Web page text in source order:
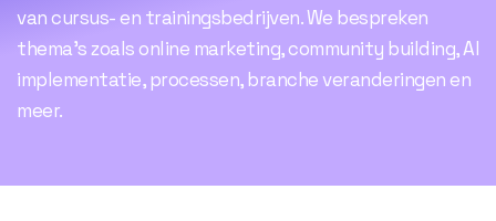
van cursus- en trainingsbedrijven. We bespreken
thema’s zoals online marketing, community building, AI
implementatie, processen, branche veranderingen en
meer.